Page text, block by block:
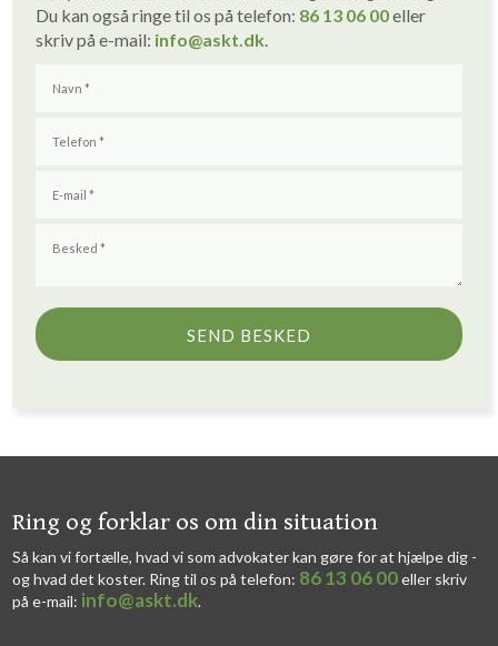
Du kan også ringe til os på telefon: 86 13 06 00eller
skriv på e-mail: info@askt.dk​.
​​Ring og forklar os om din situation
Så kan vi fortælle, hvad vi som advokater kan gøre for at hjælpe dig -
og hvad det koster. Ring til os på telefon: 86 13 06 00eller skriv
på e-mail: info@askt.dk​.​